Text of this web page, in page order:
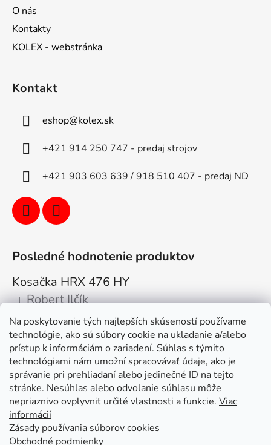
Na poskytovanie tých najlepších skúseností používame
technológie, ako sú súbory cookie na ukladanie a/alebo
prístup k informáciám o zariadení. Súhlas s týmito
technológiami nám umožní spracovávať údaje, ako je
správanie pri prehliadaní alebo jedinečné ID na tejto
stránke. Nesúhlas alebo odvolanie súhlasu môže
nepriaznivo ovplyvniť určité vlastnosti a funkcie. Viac
informácií
Zásady používania súborov cookies
Obchodné podmienky
O nás
Kontakty
KOLEX - webstránka
Kontakt
eshop@kolex.sk
+421 914 250 747 - predaj strojov
+421 903 603 639 / 918 510 407 - predaj ND
Posledné hodnotenie produktov
Kosačka HRX 476 HY
Hodnotenie produktu je 5 z 5 hviezdičiek.
| Robert Ilčík
Super. Odporúčam
Facebook